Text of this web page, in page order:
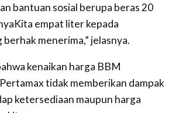
bantuan sosial berupa beras 20
empat liter kepada
menerima,” jelasnya.
kenaikan harga BBM
tidak memberikan dampak
ketersediaan maupun harga